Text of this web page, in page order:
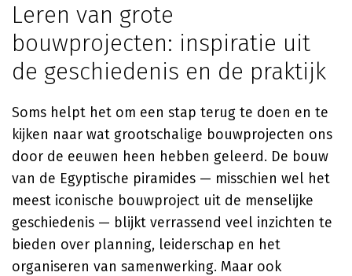
Leren van grote
bouwprojecten: inspiratie uit
de geschiedenis en de praktijk
Soms helpt het om een stap terug te doen en te
kijken naar wat grootschalige bouwprojecten ons
door de eeuwen heen hebben geleerd. De bouw
van de Egyptische piramides — misschien wel het
meest iconische bouwproject uit de menselijke
geschiedenis — blijkt verrassend veel inzichten te
bieden over planning, leiderschap en het
organiseren van samenwerking. Maar ook